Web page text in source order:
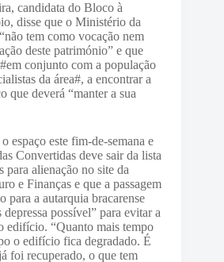
candidata do Bloco à
disse que o Ministério da
tem como vocação nem
deste património” e que
conjunto com a população
da área#, a encontrar a
que deverá “manter a sua
espaço este fim-de-semana e
Convertidas deve sair da lista
alienação no site da
e Finanças e que a passagem
para a autarquia bracarense
possível” para evitar a
edifício. “Quanto mais tempo
o edifício fica degradado. É
foi recuperado, o que tem